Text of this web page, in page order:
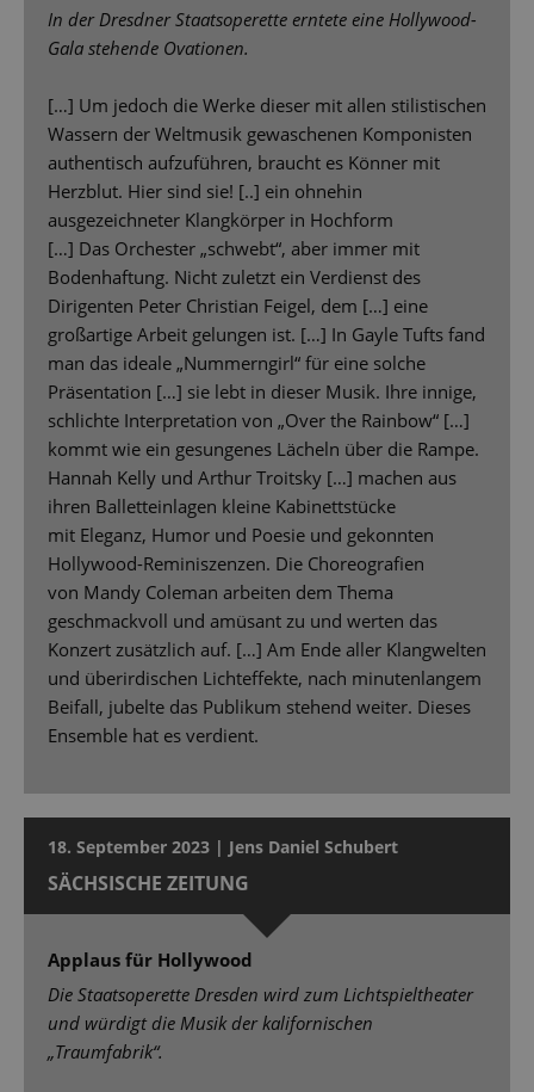
In der Dresdner Staatsoperette erntete eine Hollywood-
Gala stehende Ovationen.
[…] Um jedoch die Werke dieser mit allen stilistischen
Wassern der Weltmusik gewaschenen Komponisten
authentisch aufzuführen, braucht es Könner mit
Herzblut. Hier sind sie! [..] ein ohnehin
ausgezeichneter Klangkörper in Hochform
[…] Das Orchester „schwebt“, aber immer mit
Bodenhaftung. Nicht zuletzt ein Verdienst des
Dirigenten Peter Christian Feigel, dem […] eine
großartige Arbeit gelungen ist. […] In Gayle Tufts fand
man das ideale „Nummerngirl“ für eine solche
Präsentation […] sie lebt in dieser Musik. Ihre innige,
schlichte Interpretation von „Over the Rainbow“ […]
kommt wie ein gesungenes Lächeln über die Rampe.
Hannah Kelly und Arthur Troitsky […] machen aus
ihren Balletteinlagen kleine Kabinettstücke
mit Eleganz, Humor und Poesie und gekonnten
Hollywood-Reminiszenzen. Die Choreografien
von Mandy Coleman arbeiten dem Thema
geschmackvoll und amüsant zu und werten das
Konzert zusätzlich auf. […] Am Ende aller Klangwelten
und überirdischen Lichteffekte, nach minutenlangem
Beifall, jubelte das Publikum stehend weiter. Dieses
Ensemble hat es verdient.
18. September 2023 | Jens Daniel Schubert
SÄCHSISCHE ZEITUNG
Applaus für Hollywood
Die Staatsoperette Dresden wird zum Lichtspieltheater
und würdigt die Musik der kalifornischen
„Traumfabrik“.